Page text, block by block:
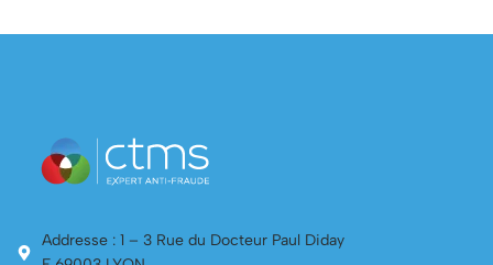
Addresse : 1 – 3 Rue du Docteur Paul Diday